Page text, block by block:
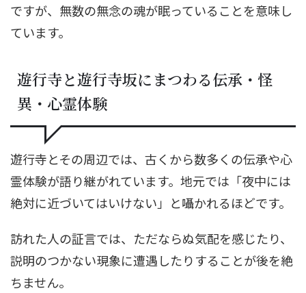
ですが、無数の無念の魂が眠っていることを意味し
ています。
遊行寺と遊行寺坂にまつわる伝承・怪
異・心霊体験
遊行寺とその周辺では、古くから数多くの伝承や心
霊体験が語り継がれています。地元では「夜中には
絶対に近づいてはいけない」と囁かれるほどです。
訪れた人の証言では、ただならぬ気配を感じたり、
説明のつかない現象に遭遇したりすることが後を絶
ちません。